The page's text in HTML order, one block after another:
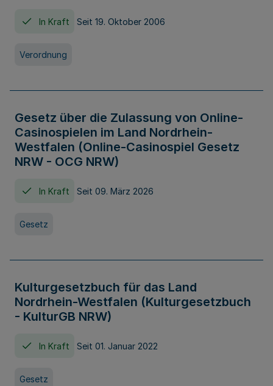
In Kraft Seit 19. Oktober 2006
Verordnung
Gesetz über die Zulassung von Online-
Casinospielen im Land Nordrhein-
Westfalen (Online-Casinospiel Gesetz
NRW - OCG NRW)
In Kraft Seit 09. März 2026
Gesetz
Kulturgesetzbuch für das Land
Nordrhein-Westfalen (Kulturgesetzbuch
- KulturGB NRW)
In Kraft Seit 01. Januar 2022
Gesetz